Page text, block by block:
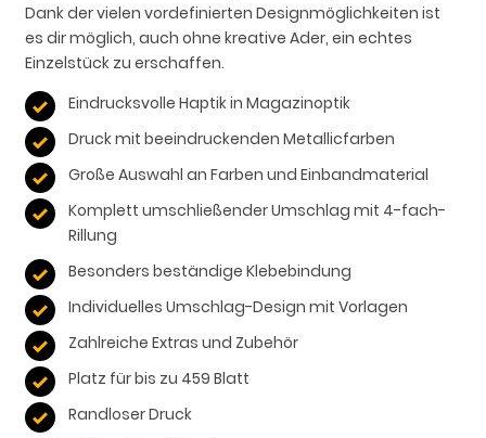
Dank der vielen vordefinierten Designmöglichkeiten ist
es dir möglich, auch ohne kreative Ader, ein echtes
Einzelstück zu erschaffen.
Eindrucksvolle Haptik in Magazinoptik
Druck mit beeindruckenden Metallicfarben
Große Auswahl an Farben und Einbandmaterial
Komplett umschließender Umschlag mit 4-fach-
Rillung
Besonders beständige Klebebindung
Individuelles Umschlag-Design mit Vorlagen
Zahlreiche Extras und Zubehör
Platz für bis zu 459 Blatt
Randloser Druck